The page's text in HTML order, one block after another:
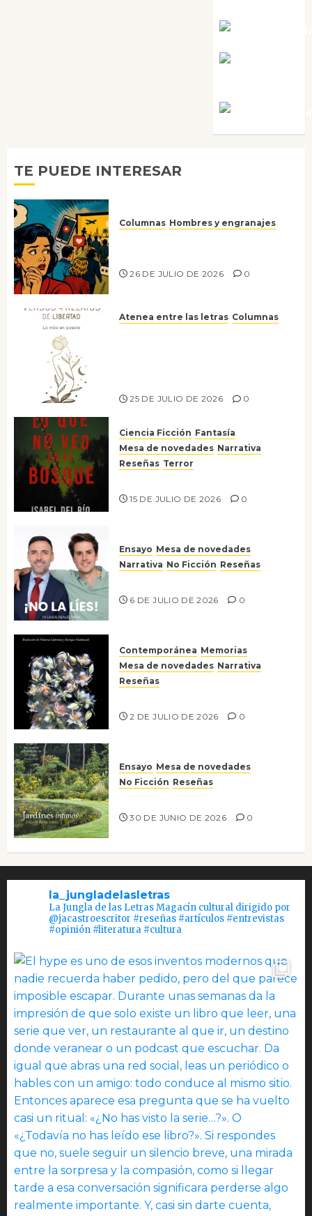
TE PUEDE INTERESAR
Columnas Hombres y engranajes
26 DE JULIO DE 2026 0
Atenea entre las letras Columnas
25 DE JULIO DE 2026 0
Ciencia Ficción Fantasía
Mesa de novedades Narrativa
Reseñas Terror
15 DE JULIO DE 2026 0
Ensayo Mesa de novedades
Narrativa No Ficción Reseñas
6 DE JULIO DE 2026 0
Contemporánea Memorias
Mesa de novedades Narrativa
Reseñas
2 DE JULIO DE 2026 0
Ensayo Mesa de novedades
No Ficción Reseñas
30 DE JUNIO DE 2026 0
la_jungladelasletras
La Jungla de las Letras Magacín cultural dirigido por
@jacastroescritor #reseñas #artículos #entrevistas
#opinión #literatura #cultura